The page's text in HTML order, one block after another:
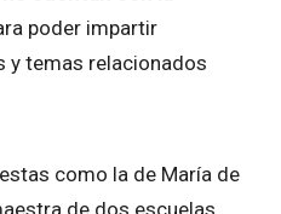
poder impartir
y temas relacionados
como la de María de
de dos escuelas